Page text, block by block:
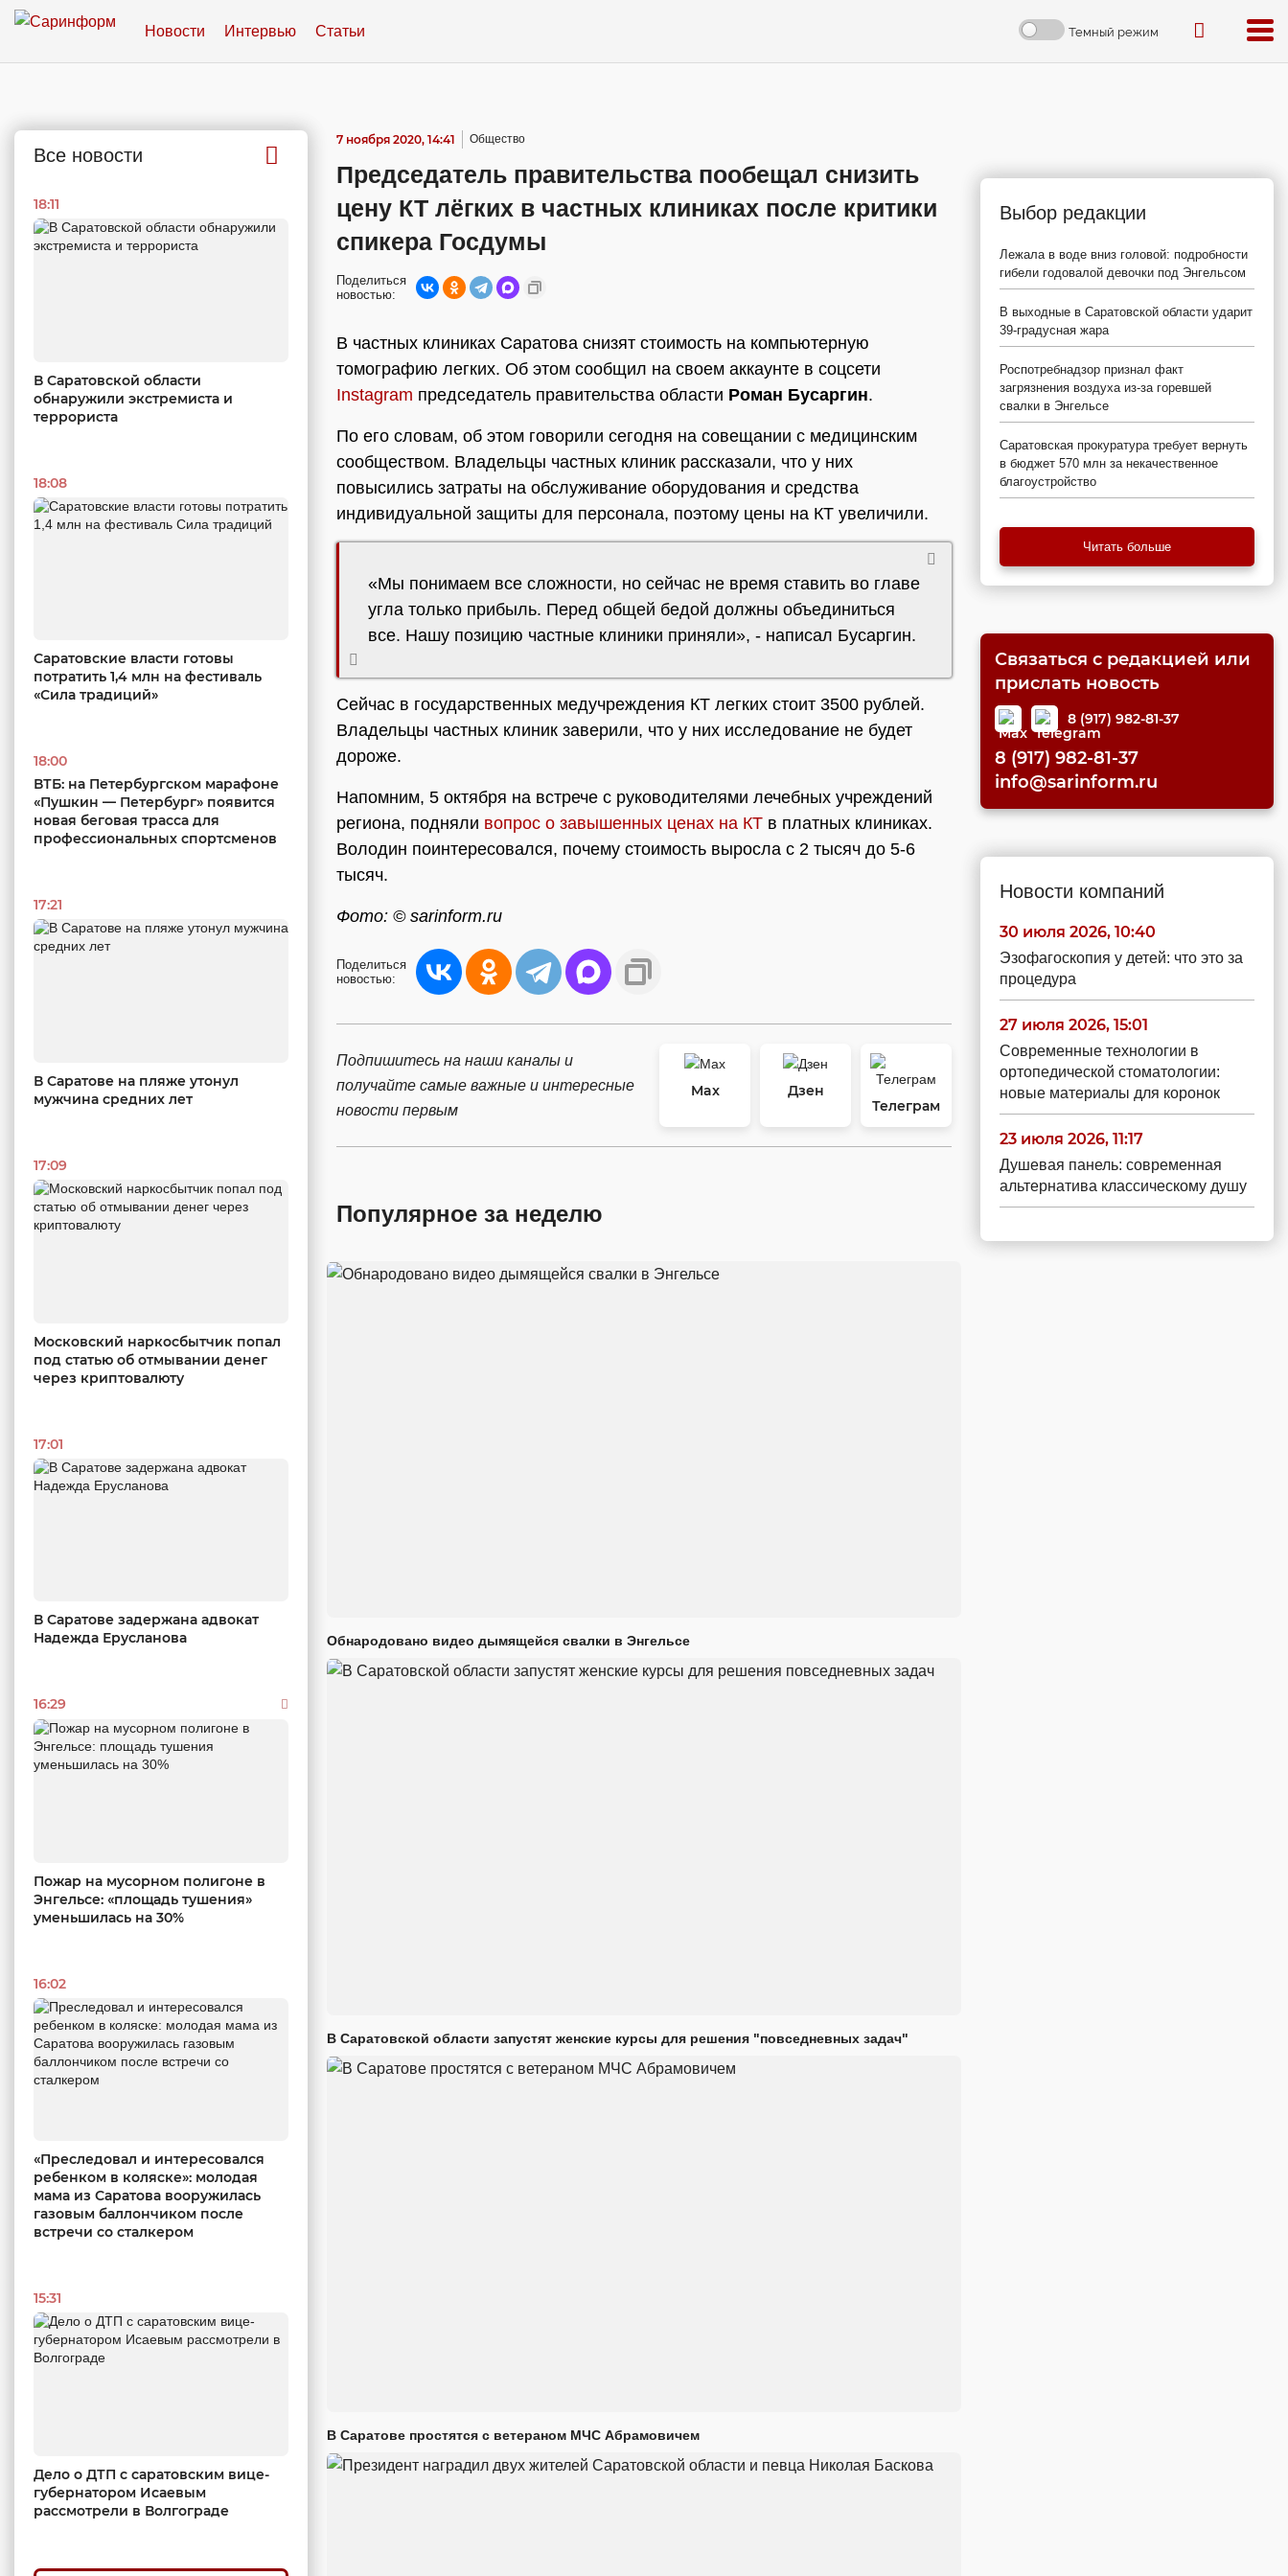
Новости Интервью Статьи Темный режим
Все новости
18:11
В Саратовской области
обнаружили экстремиста и
террориста
18:08
Саратовские власти готовы
потратить 1,4 млн на фестиваль
«Сила традиций»
18:00
ВТБ: на Петербургском марафоне
«Пушкин — Петербург» появится
новая беговая трасса для
профессиональных спортсменов
17:21
В Саратове на пляже утонул
мужчина средних лет
17:09
Московский наркосбытчик попал
под статью об отмывании денег
через криптовалюту
17:01
В Саратове задержана адвокат
Надежда Ерусланова
16:29
Пожар на мусорном полигоне в
Энгельсе: «площадь тушения»
уменьшилась на 30%
16:02
«Преследовал и интересовался
ребенком в коляске»: молодая
мама из Саратова вооружилась
газовым баллончиком после
встречи со сталкером
15:31
Дело о ДТП с саратовским вице-
губернатором Исаевым
рассмотрели в Волгограде
7 ноября 2020, 14:41 Общество
Председатель правительства пообещал снизить
цену КТ лёгких в частных клиниках после критики
спикера Госдумы
Поделиться
новостью:
В частных клиниках Саратова снизят стоимость на компьютерную
томографию легких. Об этом сообщил на своем аккаунте в соцсети
Instagram председатель правительства области Роман Бусаргин.
По его словам, об этом говорили сегодня на совещании с медицинским
сообществом. Владельцы частных клиник рассказали, что у них
повысились затраты на обслуживание оборудования и средства
индивидуальной защиты для персонала, поэтому цены на КТ увеличили.
«Мы понимаем все сложности, но сейчас не время ставить во главе
угла только прибыль. Перед общей бедой должны объединиться
все. Нашу позицию частные клиники приняли», - написал Бусаргин.
Сейчас в государственных медучреждения КТ легких стоит 3500 рублей.
Владельцы частных клиник заверили, что у них исследование не будет
дороже.
Напомним, 5 октября на встрече с руководителями лечебных учреждений
региона, подняли вопрос о завышенных ценах на КТ в платных клиниках.
Володин поинтересовался, почему стоимость выросла с 2 тысяч до 5-6
тысяч.
Фото: © sarinform.ru
Поделиться
новостью:
Подпишитесь на наши каналы и
получайте самые важные и интересные
новости первым
Max
Дзен
Телеграм
Популярное за неделю
Обнародовано видео дымящейся свалки в Энгельсе
В Саратовской области запустят женские курсы для решения "повседневных задач"
В Саратове простятся с ветераном МЧС Абрамовичем
Выбор редакции
Лежала в воде вниз головой: подробности
гибели годовалой девочки под Энгельсом
В выходные в Саратовской области ударит
39-градусная жара
Роспотребнадзор признал факт
загрязнения воздуха из-за горевшей
свалки в Энгельсе
Саратовская прокуратура требует вернуть
в бюджет 570 млн за некачественное
благоустройство
Читать больше
Связаться с редакцией или
прислать новость
8 (917) 982-81-37
8 (917) 982-81-37
info@sarinform.ru
Новости компаний
30 июля 2026, 10:40
Эзофагоскопия у детей: что это за
процедура
27 июля 2026, 15:01
Современные технологии в
ортопедической стоматологии:
новые материалы для коронок
23 июля 2026, 11:17
Душевая панель: современная
альтернатива классическому душу